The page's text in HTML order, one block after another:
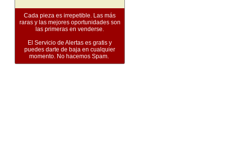
Cada pieza es irrepetible. Las más
raras y las mejores oportunidades son
las primeras en venderse.
El Servicio de Alertas es gratis y
puedes darte de baja en cualquier
momento. No hacemos Spam.